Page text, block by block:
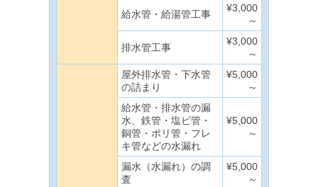
給水管・給湯管工事
¥3,000
～
排水管工事
¥3,000
～
屋外排水管・下水管
の詰まり
¥5,000
～
給水管・排水管の漏
水、鉄管・塩ビ管・
銅管・ポリ管・フレ
キ管などの水漏れ
¥5,000
～
漏水（水漏れ）の調
査
¥5,000
～